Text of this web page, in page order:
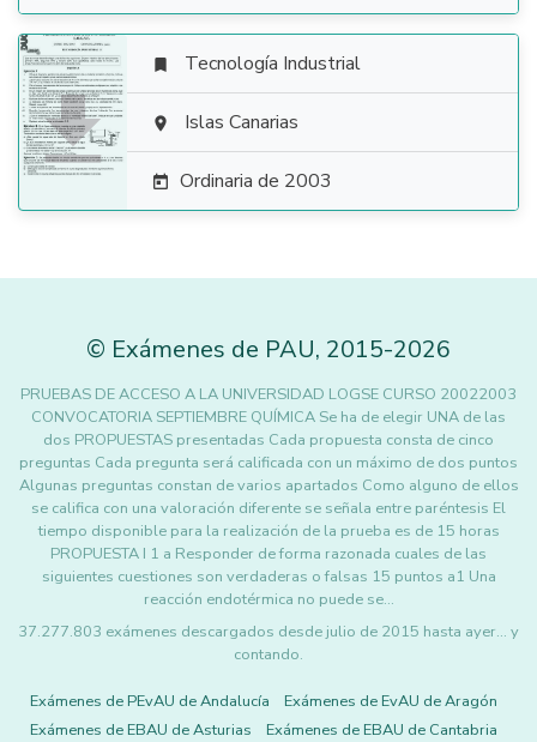

 Tecnología Industrial
 Islas Canarias
 Ordinaria de 2003
© Exámenes de PAU, 2015-2026
PRUEBAS DE ACCESO A LA UNIVERSIDAD LOGSE CURSO 20022003
CONVOCATORIA SEPTIEMBRE QUÍMICA Se ha de elegir UNA de las
dos PROPUESTAS presentadas Cada propuesta consta de cinco
preguntas Cada pregunta será calificada con un máximo de dos puntos
Algunas preguntas constan de varios apartados Como alguno de ellos
se califica con una valoración diferente se señala entre paréntesis El
tiempo disponible para la realización de la prueba es de 15 horas
PROPUESTA I 1 a Responder de forma razonada cuales de las
siguientes cuestiones son verdaderas o falsas 15 puntos a1 Una
reacción endotérmica no puede se…
37.277.803 exámenes descargados desde julio de 2015 hasta ayer... y
contando.
Exámenes de PEvAU de Andalucía
Exámenes de EvAU de Aragón
Exámenes de EBAU de Asturias
Exámenes de EBAU de Cantabria